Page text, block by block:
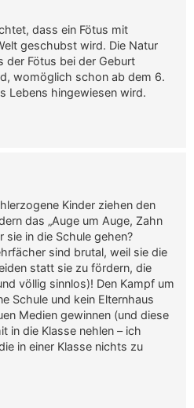
dass ein Fötus mit
geschubst wird. Die Natur
der Fötus bei der Geburt
womöglich schon ab dem 6.
Lebens hingewiesen wird.
Kinder ziehen den
das „Auge um Auge, Zahn
sie in die Schule gehen?
sind brutal, weil sie die
statt sie zu fördern, die
völlig sinnlos)! Den Kampf um
Schule und kein Elternhaus
Medien gewinnen (und diese
in die Klasse nehlen – ich
in einer Klasse nichts zu